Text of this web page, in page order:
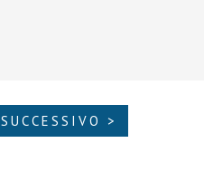
SUCCESSIVO >